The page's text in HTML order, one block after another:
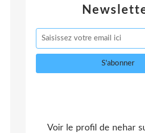
Voir le profil de nehar